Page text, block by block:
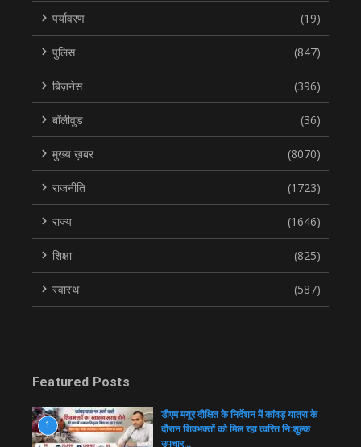
पर्यावरण (19)
पुलिस (847)
बिज़नेस (396)
बॉलीवुड (36)
मुख्य ख़बर (8070)
राजनीति (1723)
राज्य (1646)
शिक्षा (825)
स्वास्थ (587)
Featured Posts
1
डीएम मयूर दीक्षित के निर्देशन में कांवड़ यात्रा के
दौरान शिवभक्तों को मिल रहा त्वरित नि:शुल्क
उपचार…